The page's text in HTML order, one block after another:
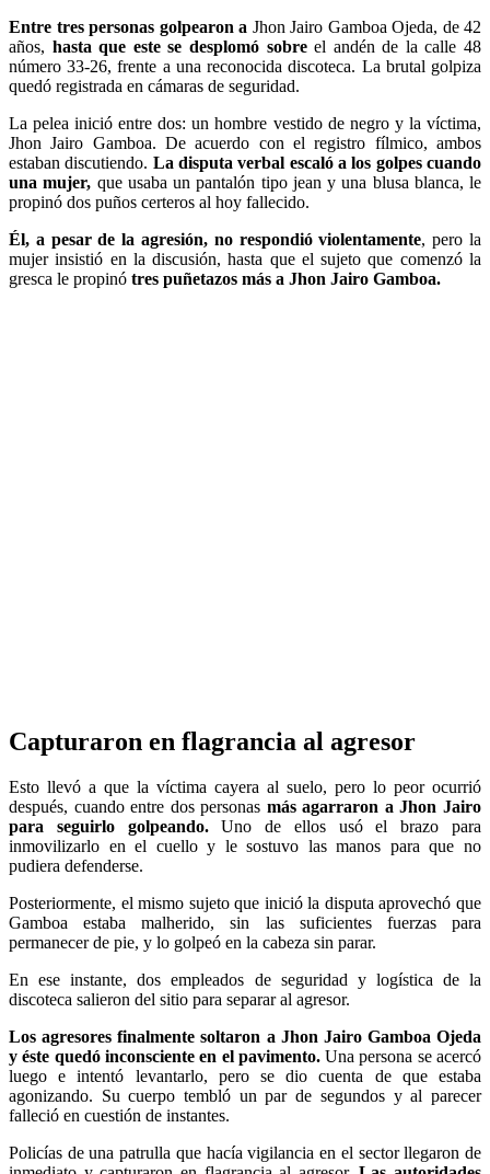
Entre tres personas golpearon a Jhon Jairo Gamboa Ojeda, de 42
años, hasta que este se desplomó sobreel andén de la calle 48
número 33-26, frente a una reconocida discoteca. La brutal golpiza
quedó registrada en cámaras de seguridad.
La pelea inició entre dos: un hombre vestido de negro y la víctima,
Jhon Jairo Gamboa. De acuerdo con el registro fílmico, ambos
estaban discutiendo. La disputa verbal escaló a los golpes cuando
una mujer, que usaba un pantalón tipo jean y una blusa blanca, le
propinó dos puños certeros al hoy fallecido.
Él, a pesar de la agresión, no respondió violentamente, pero la
mujer insistió en la discusión, hasta que el sujeto que comenzó la
gresca le propinó tres puñetazos más a Jhon Jairo Gamboa.
Capturaron en flagrancia al agresor
Esto llevó a que la víctima cayera al suelo, pero lo peor ocurrió
después, cuando entre dos personas más agarraron a Jhon Jairo
para seguirlo golpeando.Uno de ellos usó el brazo para
inmovilizarlo en el cuello y le sostuvo las manos para que no
pudiera defenderse.
Posteriormente, el mismo sujeto que inició la disputa aprovechó que
Gamboa estaba malherido, sin las suficientes fuerzas para
permanecer de pie, y lo golpeó en la cabeza sin parar.
En ese instante, dos empleados de seguridad y logística de la
discoteca salieron del sitio para separar al agresor.
Los agresores finalmente soltaron a Jhon Jairo Gamboa Ojeda
y éste quedó inconsciente en el pavimento.Una persona se acercó
luego e intentó levantarlo, pero se dio cuenta de que estaba
agonizando. Su cuerpo tembló un par de segundos y al parecer
falleció en cuestión de instantes.
Policías de una patrulla que hacía vigilancia en el sector llegaron de